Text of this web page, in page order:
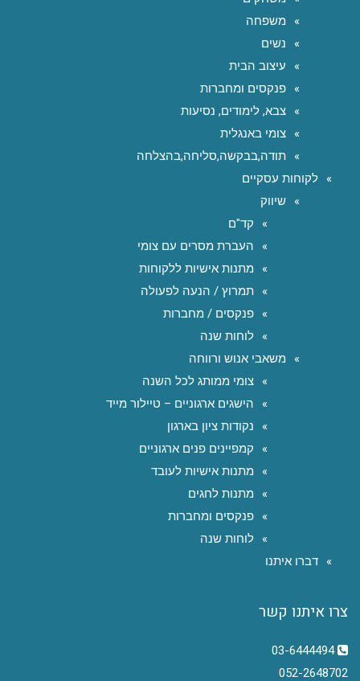
משפחה
נשים
עיצוב הבית
פנקסים ומחברות
צבא, לימודים, נסיעות
צומי באנגלית
תודה,בבקשה,סליחה,בהצלחה
לקוחות עסקיים
שיווק
קד"ם
העברת מסרים עם צומי
מתנות אישיות ללקוחות
תמרוץ / הנעה לפעולה
פנקסים / מחברות
לוחות שנה
משאבי אנוש ורווחה
צומי ממותג לכל השנה
הישגים ארגוניים – טיילור מייד
נקודות ציון בארגון
קמפיינים פנים ארגוניים
מתנות אישיות לעובד
מתנות לחגים
פנקסים ומחברות
לוחות שנה
דברו איתנו
צרו איתנו קשר
03-6444494
052-2648702